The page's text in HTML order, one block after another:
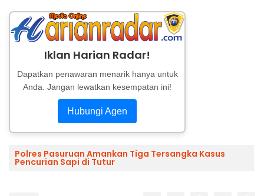
Iklan Harian Radar!
Dapatkan penawaran menarik hanya untuk
Anda. Jangan lewatkan kesempatan ini!
Hubungi Agen
Polres Pasuruan Amankan Tiga Tersangka Kasus
Pencurian Sapi di Tutur